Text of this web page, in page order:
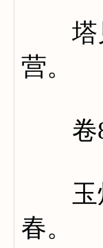
塔见
营。
卷
玉烛
春。